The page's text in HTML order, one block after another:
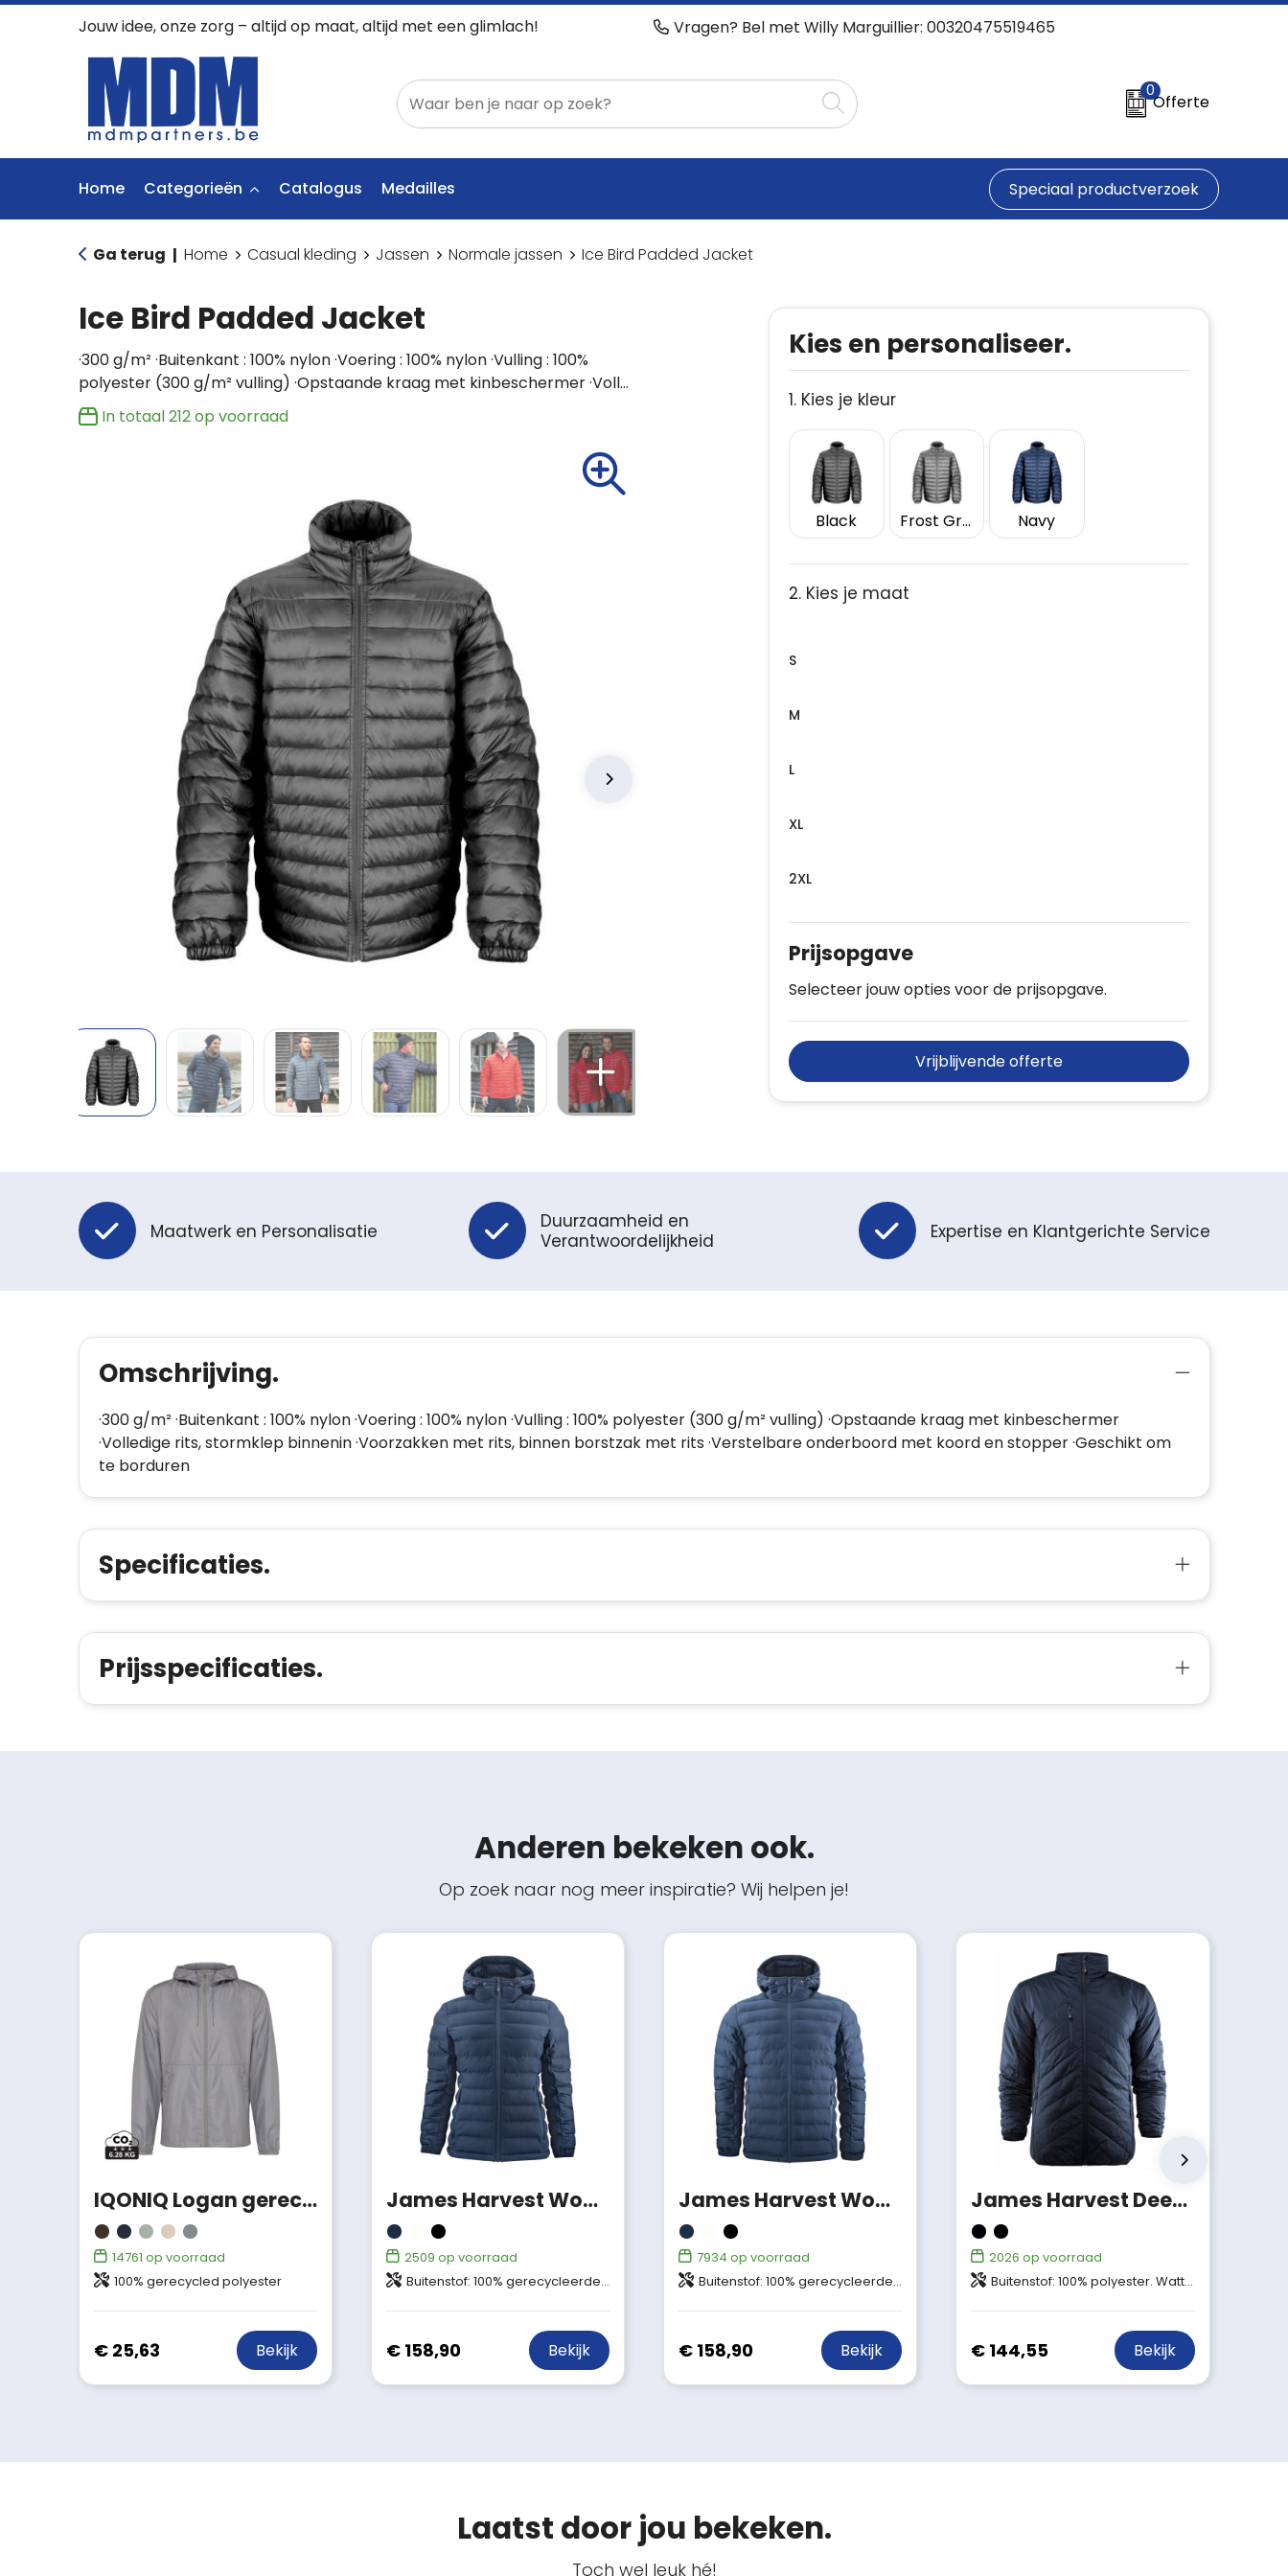
Jouw idee, onze zorg – altijd op maat, altijd met een glimlach! Vragen? Bel met Willy Marguillier: 00320475519465
0
Offerte
Home Categorieën Catalogus Medailles Speciaal productverzoek
Ga terug | Home Casual kleding Jassen Normale jassen Ice Bird Padded Jacket
Ice Bird Padded Jacket
·300 g/m² ·Buitenkant : 100% nylon ·Voering : 100% nylon ·Vulling : 100%
polyester (300 g/m² vulling) ·Opstaande kraag met kinbeschermer ·Voll…
In totaal212op voorraad
Kies en personaliseer.
1. Kies je kleur
Black Frost Grey Navy
2. Kies je maat
S
M
L
XL
2XL
Prijsopgave
Selecteer jouw opties voor de prijsopgave.
Vrijblijvende offerte
Maatwerk en Personalisatie
Duurzaamheid en
Verantwoordelijkheid
Expertise en Klantgerichte Service
Omschrijving.
·300 g/m² ·Buitenkant : 100% nylon ·Voering : 100% nylon ·Vulling : 100% polyester (300 g/m² vulling) ·Opstaande kraag met kinbeschermer
·Volledige rits, stormklep binnenin ·Voorzakken met rits, binnen borstzak met rits ·Verstelbare onderboord met koord en stopper ·Geschikt om
te borduren
Specificaties.
Prijsspecificaties.
Anderen bekeken ook.
Op zoek naar nog meer inspiratie? Wij helpen je!
IQONIQ Logan gerecycled polyester lichtgewicht jas
14761 op voorraad
100% gerecycled polyester
€ 25,63 Bekijk
James Harvest Woodlake Heights Winterjas Dames
2509 op voorraad
Buitenstof: 100% gerecycleerde polyester, gebonden met een PU membraan Wattering: 100% gerecycleerde polyester Repreve (Bluesign® APPROVED)
€ 158,90 Bekijk
James Harvest Woodlake Heights Winterjas Heren
7934 op voorraad
Buitenstof: 100% gerecycleerde polyester, gebonden met gebreide interlock stof Wattering: 100% gerecycleerde polyester Repreve (Bluesign® APPROVED)
€ 158,90 Bekijk
James Harvest Deer Ridge Jas Men
2026 op voorraad
Buitenstof: 100% polyester. Wattering: 100% polyester (Thermolite, micro 60 g/m²). Bluesign® APPROVED Voering: 100% nylon.
€ 144,55 Bekijk
Laatst door jou bekeken.
Toch wel leuk hé!